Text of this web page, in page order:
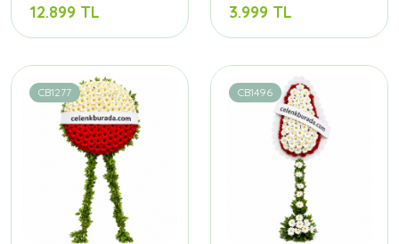
12.899 TL 3.999 TL
CB1277 CB1496